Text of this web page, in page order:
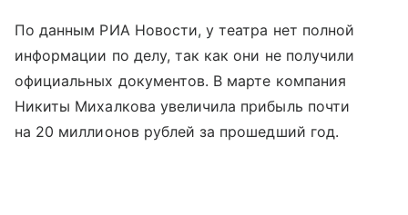
По данным РИА Новости, у театра нет полной
информации по делу, так как они не получили
официальных документов. В марте компания
Никиты Михалкова увеличила прибыль почти
на 20 миллионов рублей за прошедший год.